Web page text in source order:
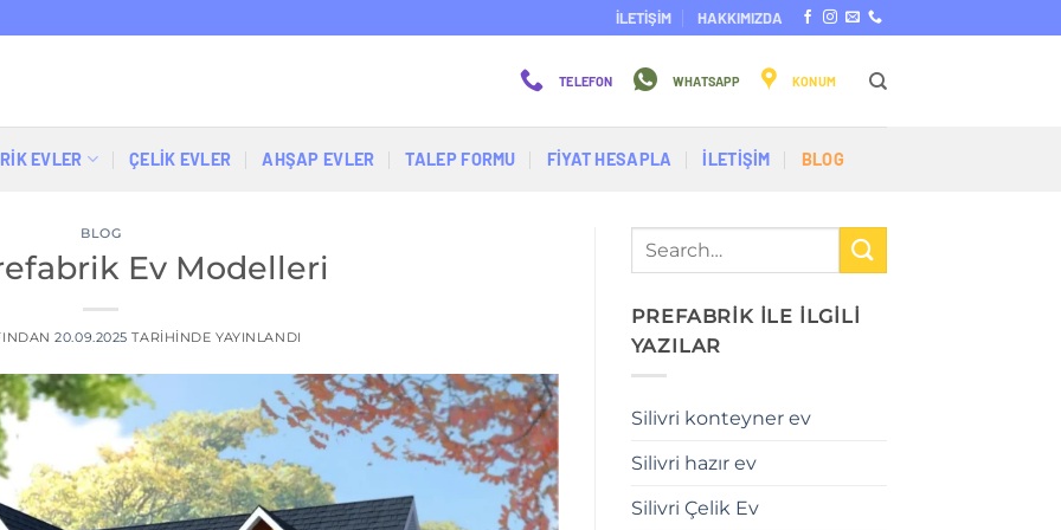
İLETİŞİM HAKKIMIZDA
TELEFON WHATSAPP KONUM
EVLER ÇELIK EVLER AHŞAP EVLER TALEP FORMU FİYAT HESAPLA İLETİŞİM BLOG
BLOG
Ev Modelleri
20.09.2025 TARIHINDE YAYINLANDI
PREFABRİK İLE İLGİLİ
YAZILAR
Silivri konteyner ev
Silivri hazır ev
Silivri Çelik Ev